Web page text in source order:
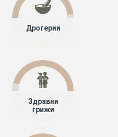
Дрогерии
Здравни
грижи